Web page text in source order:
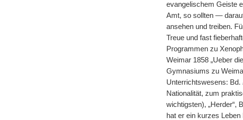
evangelischem Geiste
Amt, so sollten —
ansehen und treiben.
Treue und fast
Programmen zu
Weimar 1858 „Ueber
Gymnasiums zu
Unterrichtswesens: Bd.
Nationalität, zum
wichtigsten), „Herder“,
hat er ein kurzes